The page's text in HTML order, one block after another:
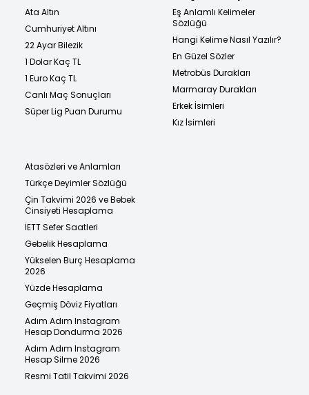
Ata Altın
Cumhuriyet Altını
22 Ayar Bilezik
1 Dolar Kaç TL
1 Euro Kaç TL
Canlı Maç Sonuçları
Süper Lig Puan Durumu
Eş Anlamlı Kelimeler
Sözlüğü
Hangi Kelime Nasıl Yazılır?
En Güzel Sözler
Metrobüs Durakları
Marmaray Durakları
Erkek İsimleri
Kız İsimleri
Atasözleri ve Anlamları
Türkçe Deyimler Sözlüğü
Çin Takvimi 2026 ve Bebek
Cinsiyeti Hesaplama
İETT Sefer Saatleri
Gebelik Hesaplama
Yükselen Burç Hesaplama
2026
Yüzde Hesaplama
Geçmiş Döviz Fiyatları
Adım Adım Instagram
Hesap Dondurma 2026
Adım Adım Instagram
Hesap Silme 2026
Resmi Tatil Takvimi 2026